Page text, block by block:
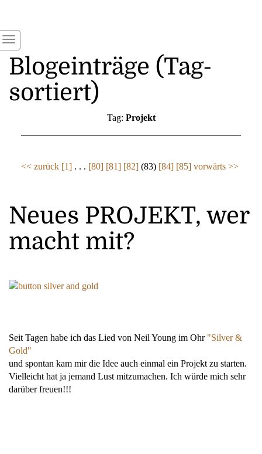
Blogeinträge (Tag-
sortiert)
Tag: Projekt
<< zurück [1] . . . [80] [81] [82] (83) [84] [85] vorwärts >>
Neues PROJEKT, wer
macht mit?
Seit Tagen habe ich das Lied von Neil Young im Ohr "Silver &
Gold"
und spontan kam mir die Idee auch einmal ein Projekt zu starten.
Vielleicht hat ja jemand Lust mitzumachen. Ich würde mich sehr
darüber freuen!!!